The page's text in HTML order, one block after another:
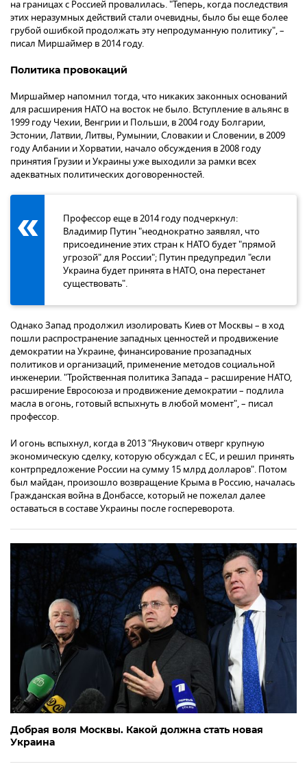
на границах с Россией провалилась. "Теперь, когда последствия
этих неразумных действий стали очевидны, было бы еще более
грубой ошибкой продолжать эту непродуманную политику", –
писал Миршаймер в 2014 году.
Политика провокаций
Миршаймер напомнил тогда, что никаких законных оснований
для расширения НАТО на восток не было. Вступление в альянс в
1999 году Чехии, Венгрии и Польши, в 2004 году Болгарии,
Эстонии, Латвии, Литвы, Румынии, Словакии и Словении, в 2009
году Албании и Хорватии, начало обсуждения в 2008 году
принятия Грузии и Украины уже выходили за рамки всех
адекватных политических договоренностей.
Профессор еще в 2014 году подчеркнул:
Владимир Путин "неоднократно заявлял, что
присоединение этих стран к НАТО будет "прямой
угрозой" для России"; Путин предупредил "если
Украина будет принята в НАТО, она перестанет
существовать".
Однако Запад продолжил изолировать Киев от Москвы – в ход
пошли распространение западных ценностей и продвижение
демократии на Украине, финансирование прозападных
политиков и организаций, применение методов социальной
инженерии. "Тройственная политика Запада – расширение НАТО,
расширение Евросоюза и продвижение демократии – подлила
масла в огонь, готовый вспыхнуть в любой момент", – писал
профессор.
И огонь вспыхнул, когда в 2013 "Янукович отверг крупную
экономическую сделку, которую обсуждал с ЕС, и решил принять
контрпредложение России на сумму 15 млрд долларов". Потом
был майдан, произошло возвращение Крыма в Россию, началась
Гражданская война в Донбассе, который не пожелал далее
оставаться в составе Украины после госпереворота.
Добрая воля Москвы. Какой должна стать новая
Украина